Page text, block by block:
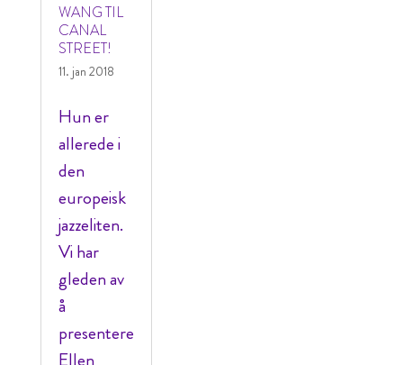
WANG TIL
CANAL
STREET!
11. jan 2018
Hun er
allerede i
den
europeisk
jazzeliten.
Vi har
gleden av
å
presentere